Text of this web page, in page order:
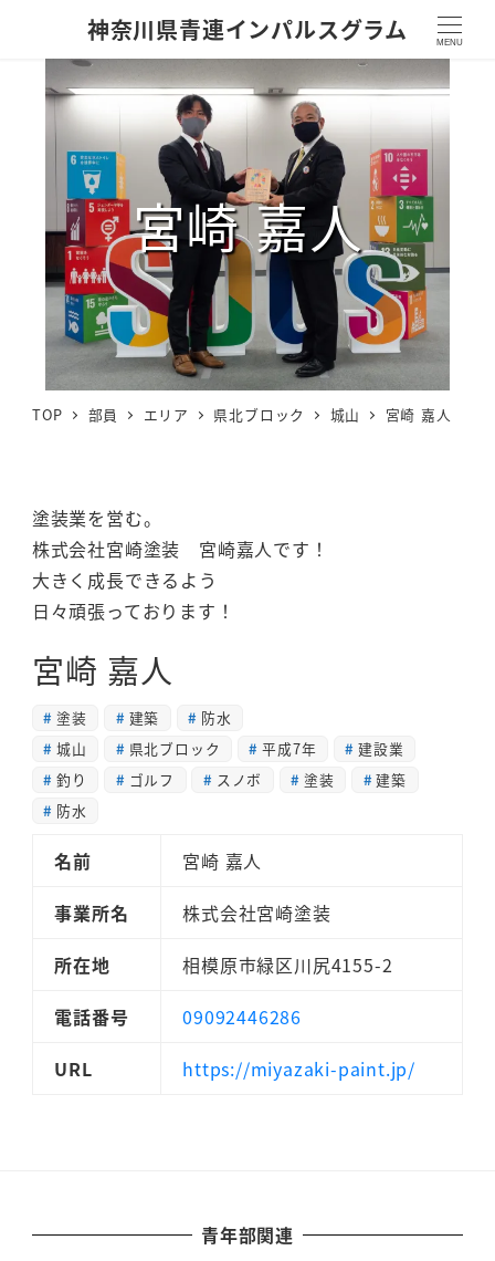
神奈川県青連インパルスグラム MENU
宮崎 嘉人
TOP 部員 エリア 県北ブロック 城山 宮崎 嘉人
塗装業を営む。
株式会社宮崎塗装 宮崎嘉人です！
大きく成長できるよう
日々頑張っております！
宮崎 嘉人
塗装 建築
防水
城山
県北ブロック 平成7年
建設業
釣り
ゴルフ スノボ 塗装
建築
防水
名前
宮崎 嘉人
事業所名
株式会社宮崎塗装
所在地
相模原市緑区川尻4155-2
電話番号
09092446286
URL
https://miyazaki-paint.jp/
青年部関連